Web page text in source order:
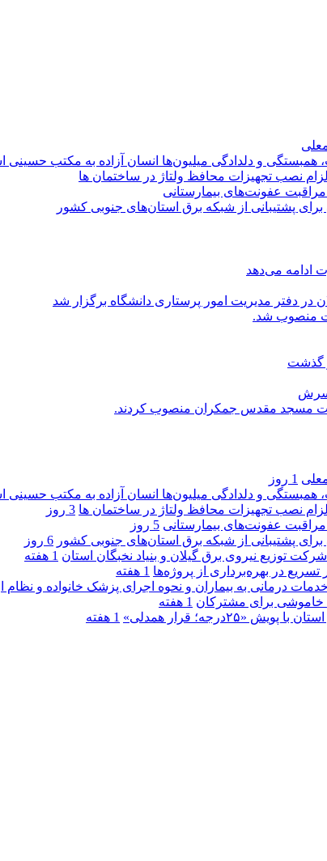
همبستگی و دلدادگی میلیون‌ها انسان آزاده به مکتب
نصب تجهیزات محافظ ولتاژ در ساختمان ها
عفونت‌های بیمارستانی
پشتیبانی از شبكه برق استان‌های جنوبی كشور
ادامه می‌دهد
دفتر مدیریت امور پرستاری دانشگاه برگزار شد
منصوب شد.
گذشت
مسجد مقدس جمکران منصوب کردند.
1 روز
همبستگی و دلدادگی میلیون‌ها انسان آزاده به مکتب
نصب تجهیزات محافظ ولتاژ در ساختمان ها 3 روز
عفونت‌های بیمارستانی 5 روز
پشتیبانی از شبكه برق استان‌های جنوبی كشور 6 روز
توزیع نیروی برق گیلان و بنیاد نخبگان استان 1 هفته
در بهره‌برداری از پروژه‌ها 1 هفته
خدمات درمانی به بیماران و نحوه اجرای پزشک خانواده و
1 هفته
قرار همدلی»
1 هفته